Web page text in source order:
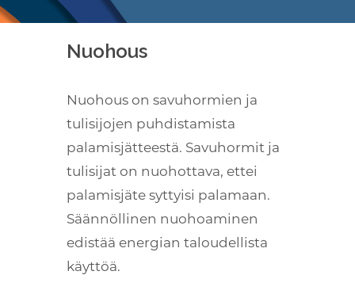
Nuohous
Nuohous on savuhormien ja
tulisijojen puhdistamista
palamisjätteestä. Savuhormit ja
tulisijat on nuohottava, ettei
palamisjäte syttyisi palamaan.
Säännöllinen nuohoaminen
edistää energian taloudellista
käyttöä.